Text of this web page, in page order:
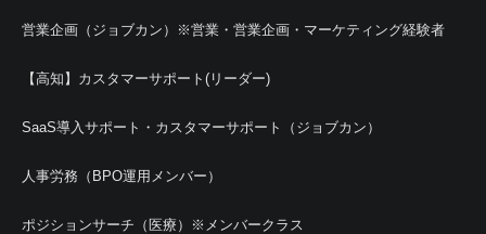
営業企画（ジョブカン）※営業・営業企画・マーケティング経験者
【高知】カスタマーサポート(リーダー)
SaaS導入サポート・カスタマーサポート（ジョブカン）
人事労務（BPO運用メンバー）
ポジションサーチ（医療）※メンバークラス